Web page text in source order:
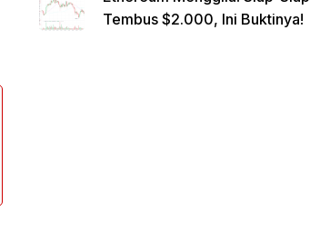
Gande
Tembus $2.000, Ini Buktinya!